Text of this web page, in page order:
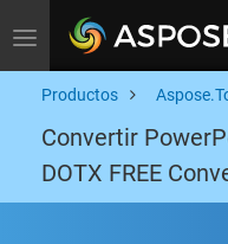
Toggle navigation
Productos
Convertir
DOTX FREE